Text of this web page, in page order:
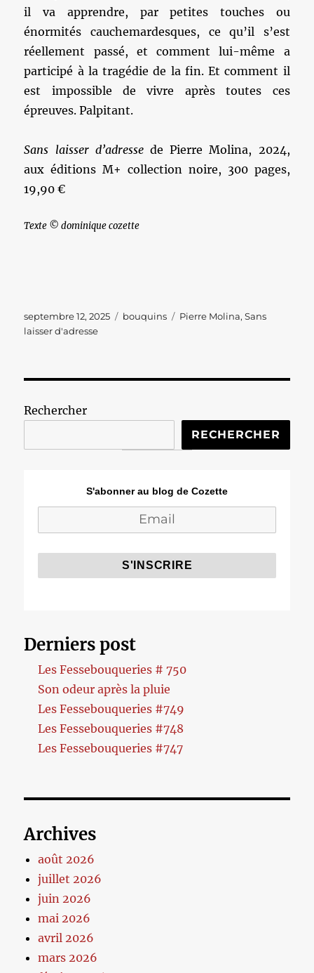
il va apprendre, par petites touches ou
énormités cauchemardesques, ce qu’il s’est
réellement passé, et comment lui-même a
participé à la tragédie de la fin. Et comment il
est impossible de vivre après toutes ces
épreuves. Palpitant.
Sans laisser d’adressede Pierre Molina, 2024,
aux éditions M+ collection noire, 300 pages,
19,90 €
Texte © dominique cozette
Publié
le
septembre 12, 2025 Catégories
bouquins Étiquettes
Pierre Molina,Sans
laisser d'adresse
Rechercher
RECHERCHER
S'abonner au blog de Cozette
Derniers post
Les Fessebouqueries # 750
Son odeur après la pluie
Les Fessebouqueries #749
Les Fessebouqueries #748
Les Fessebouqueries #747
Archives
août 2026
juillet 2026
juin 2026
mai 2026
avril 2026
mars 2026